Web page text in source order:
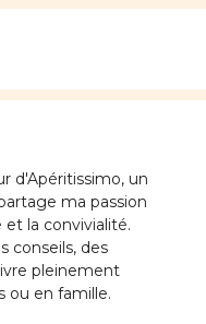
d'Apéritissimo, un
ma passion
et la convivialité.
conseils, des
pleinement
ou en famille.